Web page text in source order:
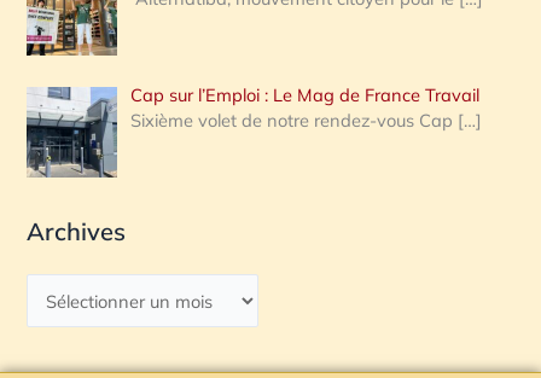
Cap sur l’Emploi : Le Mag de France Travail
Sixième volet de notre rendez-vous Cap […]
Archives